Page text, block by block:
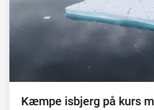
Kæmpe isbjerg på kurs